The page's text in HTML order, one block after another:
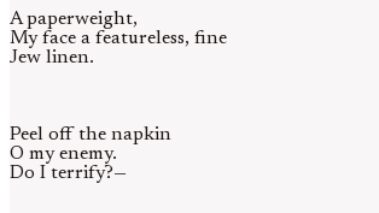
A paperweight,
My face a featureless, fine
Jew linen.
Peel off the napkin
O my enemy.
Do I terrify?—